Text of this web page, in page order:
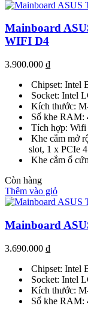
Mainboard
WIFI D4
3.900.000 ₫
Chipset: Intel
Socket: Intel
Kích thước:
Số khe RAM:
Tích hợp:
Khe cắm mở
slot, 1 x PCIe
Khe cắm ổ
Còn hàng
Thêm vào giỏ
Mainboard
3.690.000 ₫
Chipset: Intel
Socket: Intel
Kích thước:
Số khe RAM: